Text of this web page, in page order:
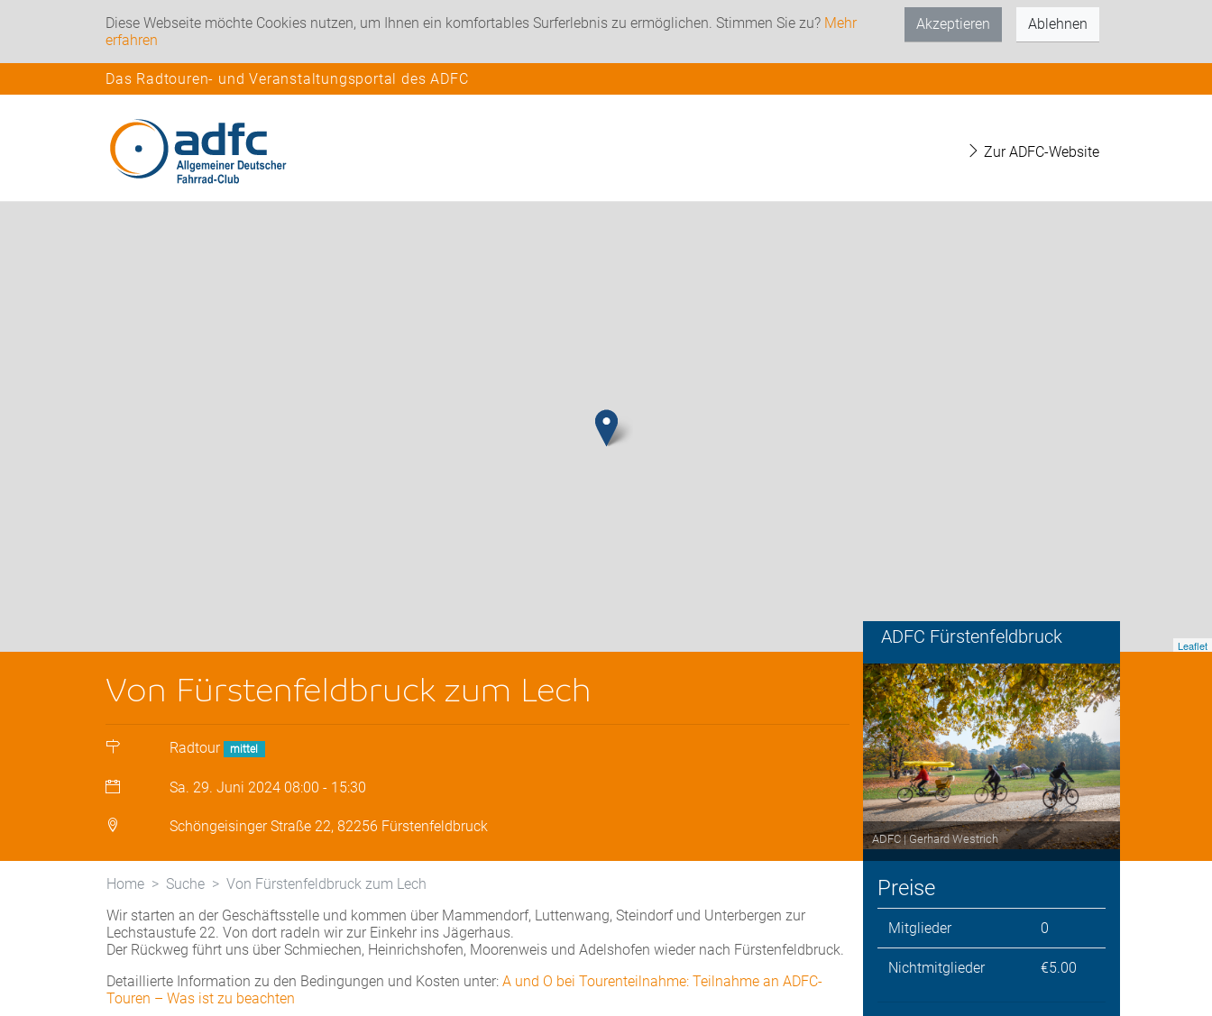
Diese Webseite möchte Cookies nutzen, um Ihnen ein komfortables Surferlebnis zu ermöglichen. Stimmen Sie zu? Mehr
erfahren
Akzeptieren Ablehnen
Das Radtouren- und Veranstaltungsportal des ADFC
Zur ADFC-Website
Leaflet
ADFC Fürstenfeldbruck
Von Fürstenfeldbruck zum Lech
Radtour mittel
Sa. 29. Juni 2024 08:00 - 15:30
Schöngeisinger Straße 22, 82256 Fürstenfeldbruck
ADFC | Gerhard Westrich
Preise
Mitglieder 0
Nichtmitglieder €5.00
Home Suche
Von Fürstenfeldbruck zum Lech
Wir starten an der Geschäftsstelle und kommen über Mammendorf, Luttenwang, Steindorf und Unterbergen zur
Lechstaustufe 22. Von dort radeln wir zur Einkehr ins Jägerhaus.
Der Rückweg führt uns über Schmiechen, Heinrichshofen, Moorenweis und Adelshofen wieder nach Fürstenfeldbruck.
Detaillierte Information zu den Bedingungen und Kosten unter: A und O bei Tourenteilnahme: Teilnahme an ADFC-
Touren – Was ist zu beachten